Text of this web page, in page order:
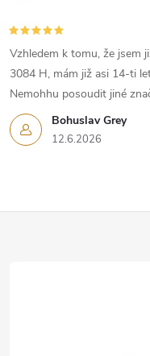
Bohuslav Grey
12.6.2026
Vzhledem k tomu, že jsem
3084 H, mám již asi 14-ti
Nemohhu posoudit jiné